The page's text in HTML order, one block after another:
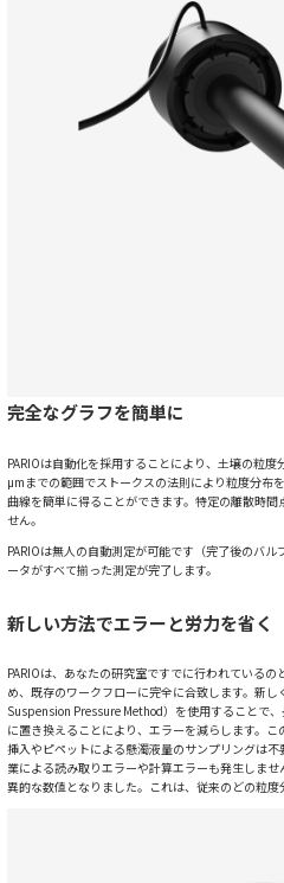
完全なグラフを簡単に
PARIOは自動化を採用することにより、土壌の粒
μmまでの範囲でストークスの法則により粒度分布
曲線を簡単に得ることができます。特定の離散時
せん。
PARIOは無人の自動測定が可能です（完了後のバ
ータがすべて揃った測定が完了します。
新しい方法でエラーと労力を省く
PARIOは、あなたの研究室ですでに行われている
め、既存のワークフローに完全に合致します。新
Suspension Pressure Method）を使用することで
に置き換えることにより、エラーを減らします。
挿入やピペットによる懸濁液量のサンプリングは
業による読み取りエラーや計算エラーも発生しま
異的な数値となりました。これは、従来のどの粒度